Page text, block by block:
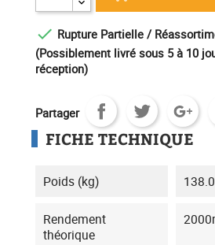
 Rupture Partielle /
(Possiblement livré sous 5 à 10
réception)
Partager
FICHE TECHNIQUE
Poids (kg)
Rendement
théorique